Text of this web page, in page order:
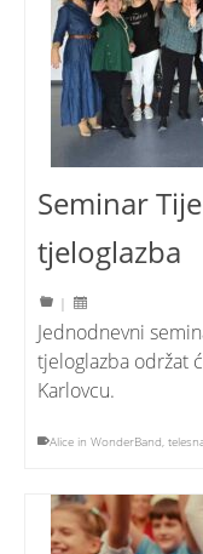
Seminar
tjeloglazba
|
Jednodnevni
tjeloglazba održat
Karlovcu.
Alice in WonderBand,